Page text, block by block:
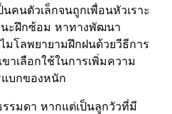
คนตัวเล็กจนถูกเพื่อนหัวเราะ
นะฝึกซ้อม หาทางพัฒนา
มโลพยายามฝึกฝนด้วยวีธีการ
าเลือกใช้ในการเพิ่มความ
แบกของหนัก
รมดา หากแต่เป็นลูกวัวที่มี